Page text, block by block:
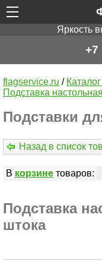
Яркость
+7
flagservice.ru /
Подставка
Подставки
Назад в список
В корзинетоваров:
Подставка
штока